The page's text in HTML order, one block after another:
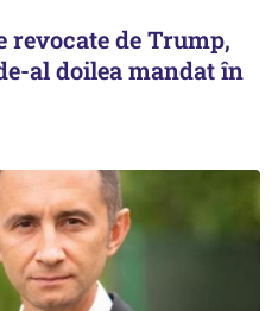
revocate de Trump,
al doilea mandat în